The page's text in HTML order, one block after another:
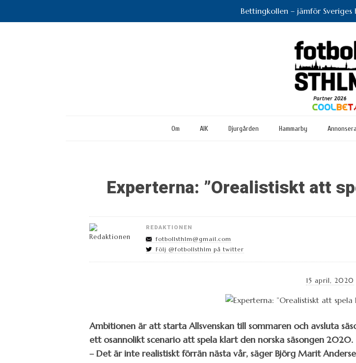
Bettingkollen – jämför
Om AIK Djurgården Hammarby Annonsera
Experterna: ”Orealistiskt att
REDAKTIONEN
fotbollsthlm@gmail.com
Följ @fotbollsthlm på twitter
15 april, 2020
Ambitionen är att starta Allsvenskan till sommaren och avsluta
ett osannolikt scenario att spela klart den norska säsongen 2020.
– Det är inte realistiskt förrän nästa vår, säger Björg Marit